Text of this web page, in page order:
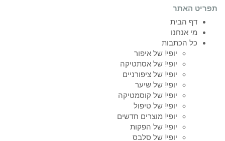
תפריט האתר
דף הבית
מי אנחנו
כל הכתבות
יופי! של איפור
יופי! של אסתטיקה
יופי! של ציפורניים
יופי! של שיער
יופי! של קוסמטיקה
יופי! של טיפול
יופי! מוצרים חדשים
יופי! של הפקות
יופי! של סלבס